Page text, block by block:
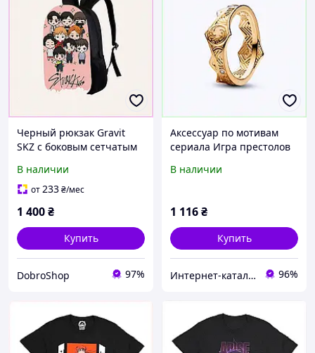
Черный рюкзак Gravit
SKZ с боковым сетчатым
В наличии
от233₴/мес
1 400₴
Купить
DobroShop 97%
Аксессуар по мотивам
сериала Игра престолов
В наличии
1 116₴
Купить
Интернет-кат​алог ск​​ид​​​ок "TRIVIA" 96%